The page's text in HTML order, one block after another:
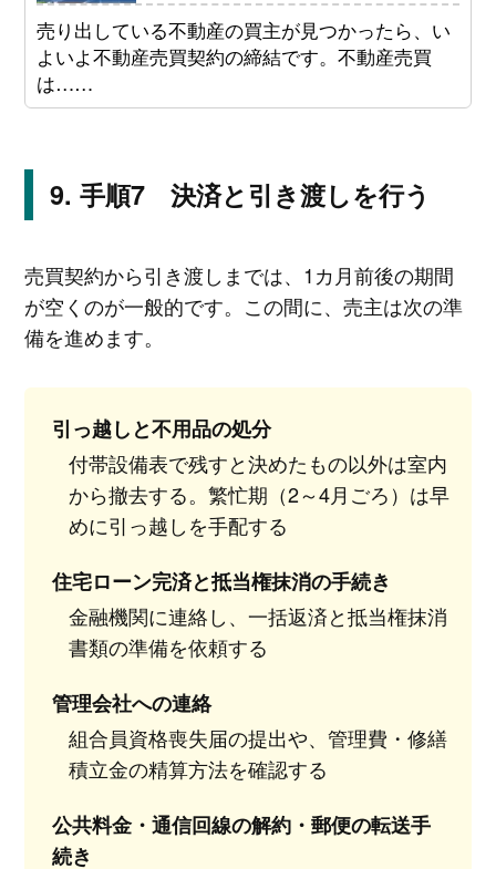
売り出している不動産の買主が見つかったら、い
よいよ不動産売買契約の締結です。不動産売買
は……
手順7 決済と引き渡しを行う
売買契約から引き渡しまでは、1カ月前後の期間
が空くのが一般的です。この間に、売主は次の準
備を進めます。
引っ越しと不用品の処分
付帯設備表で残すと決めたもの以外は室内
から撤去する。繁忙期（2～4月ごろ）は早
めに引っ越しを手配する
住宅ローン完済と抵当権抹消の手続き
金融機関に連絡し、一括返済と抵当権抹消
書類の準備を依頼する
管理会社への連絡
組合員資格喪失届の提出や、管理費・修繕
積立金の精算方法を確認する
公共料金・通信回線の解約・郵便の転送手
続き